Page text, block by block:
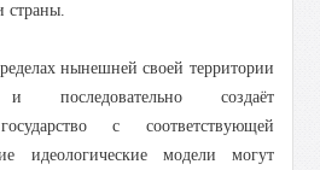
страны.
нынешней своей территории
последовательно создаёт
с соответствующей
идеологические модели могут